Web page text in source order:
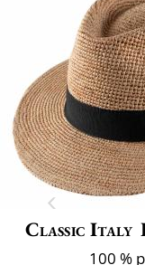
Classic Italy
100 %